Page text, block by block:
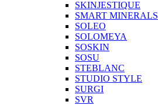
SKINJESTIQUE
SMART MINERALS
SOLEO
SOLOMEYA
SOSKIN
SOSU
STEBLANC
STUDIO STYLE
SURGI
SVR